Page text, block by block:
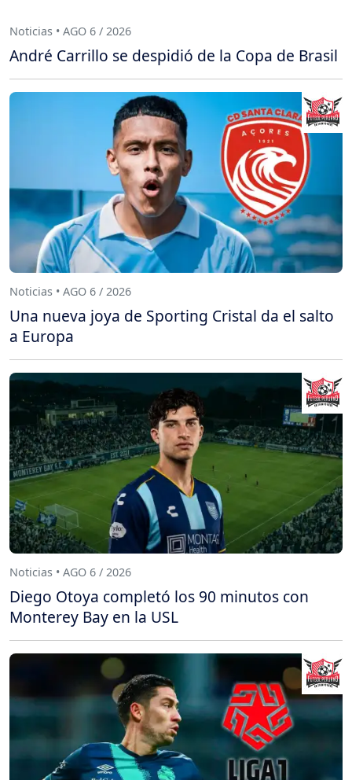
Noticias • AGO 6 / 2026
André Carrillo se despidió de la Copa de Brasil
Noticias • AGO 6 / 2026
Una nueva joya de Sporting Cristal da el salto
a Europa
Noticias • AGO 6 / 2026
Diego Otoya completó los 90 minutos con
Monterey Bay en la USL